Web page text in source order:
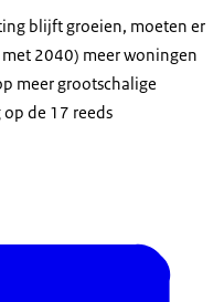
blijft groeien, moeten er
2040) meer woningen
meer grootschalige
de 17 reeds